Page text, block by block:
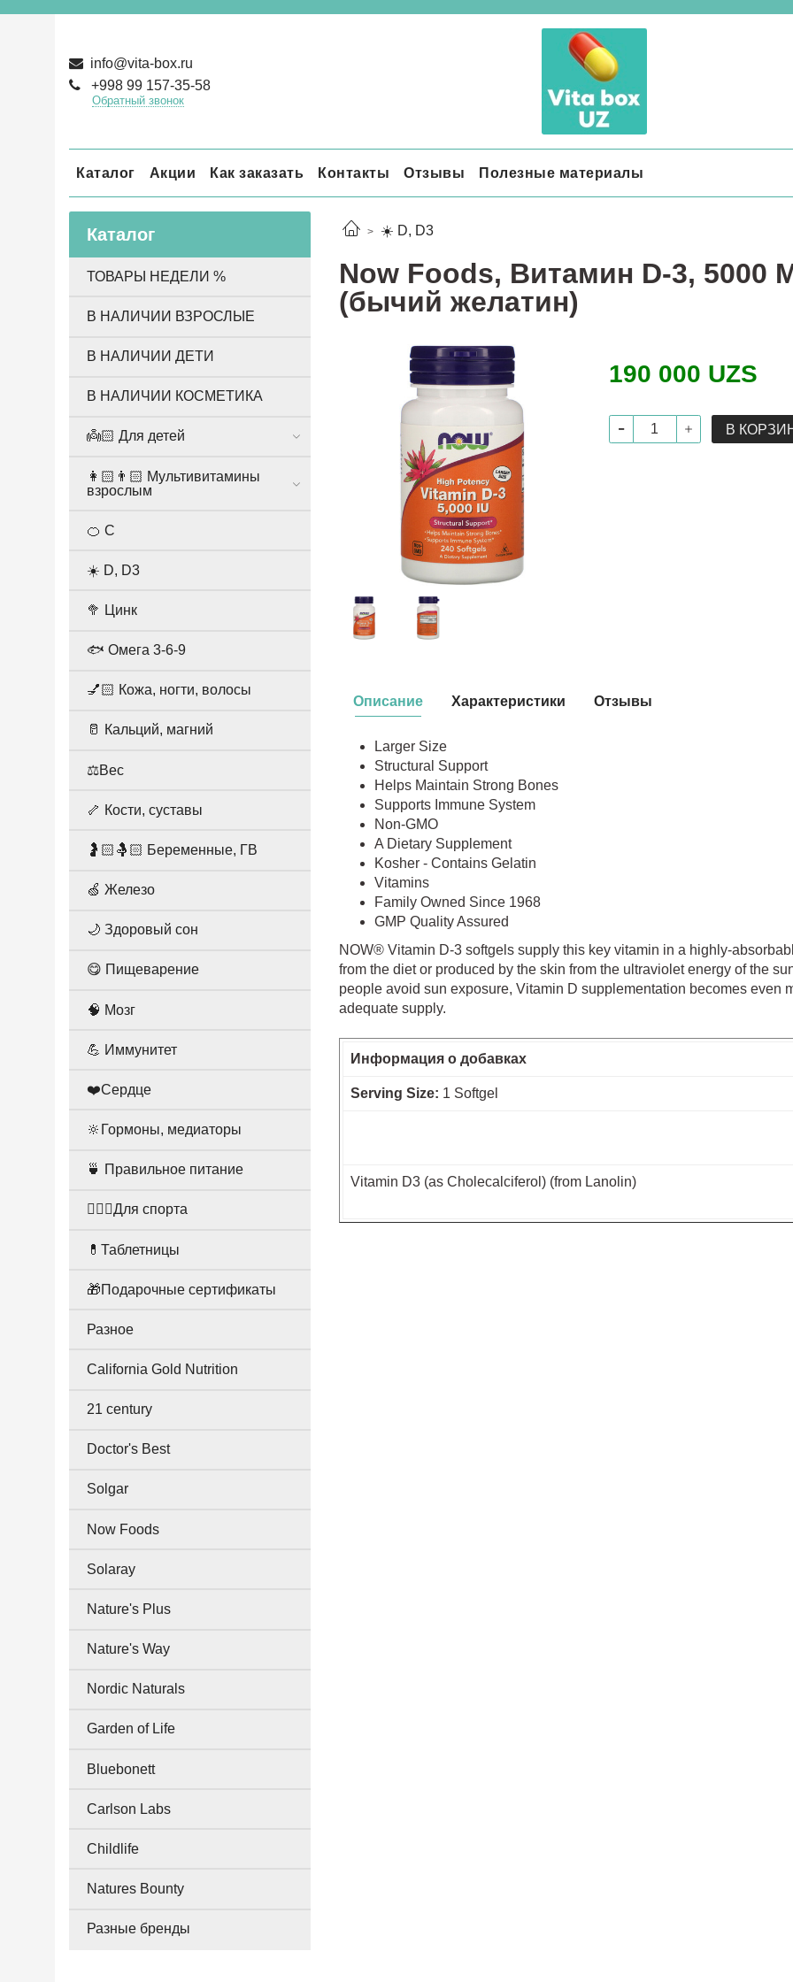
info@vita-box.ru
+998 99 157-35-58
Обратный звонок
Каталог Акции Как заказать Контакты Отзывы Полезные материалы
☀️ D, D3
Now Foods, Витамин D-3, 5000
(бычий желатин)
190 000 UZS
В
Описание
Larger Size
Structural Support
Helps Maintain Strong Bones
Supports Immune System
Non-GMO
A Dietary Supplement
Kosher - Contains Gelatin
Vitamins
Family Owned Since 1968
GMP Quality Assured
NOW® Vitamin D-3 softgels supply this key vitamin in a highly-
from the diet or produced by the skin from the ultraviolet energy of the
people avoid sun exposure, Vitamin D supplementation becomes even
adequate supply.
Информация о добавках
Serving Size: 1 Softgel
Vitamin D3 (as Cholecalciferol) (from Lanolin)
Характеристики Отзывы
Каталог
ТОВАРЫ НЕДЕЛИ %
В НАЛИЧИИ ВЗРОСЛЫЕ
В НАЛИЧИИ ДЕТИ
В НАЛИЧИИ КОСМЕТИКА
👼🏻 Для детей
👩🏻👨🏻 Мультивитамины
взрослым
🍊 С
☀️ D, D3
🥦 Цинк
🐟 Омега 3-6-9
💅🏻 Кожа, ногти, волосы
🥛 Кальций, магний
⚖️Вес
🦴 Кости, суставы
🤰🏻🤱🏻 Беременные, ГВ
🍏 Железо
🌙 Здоровый сон
😋 Пищеварение
🧠 Мозг
💪 Иммунитет
❤️Сердце
🔆Гормоны, медиаторы
🍵 Правильное питание
🤸🏻‍♀️Для спорта
💊Таблетницы
🎁Подарочные сертификаты
Разное
California Gold Nutrition
21 century
Doctor's Best
Solgar
Now Foods
Solaray
Nature's Plus
Nature's Way
Nordic Naturals
Garden of Life
Bluebonett
Carlson Labs
Childlife
Natures Bounty
Разные бренды